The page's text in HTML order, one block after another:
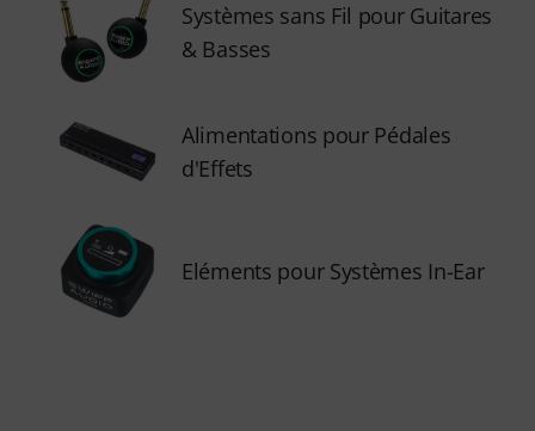
Systèmes sans Fil pour Guitares
& Basses
Alimentations pour Pédales
d'Effets
Eléments pour Systèmes In-Ear